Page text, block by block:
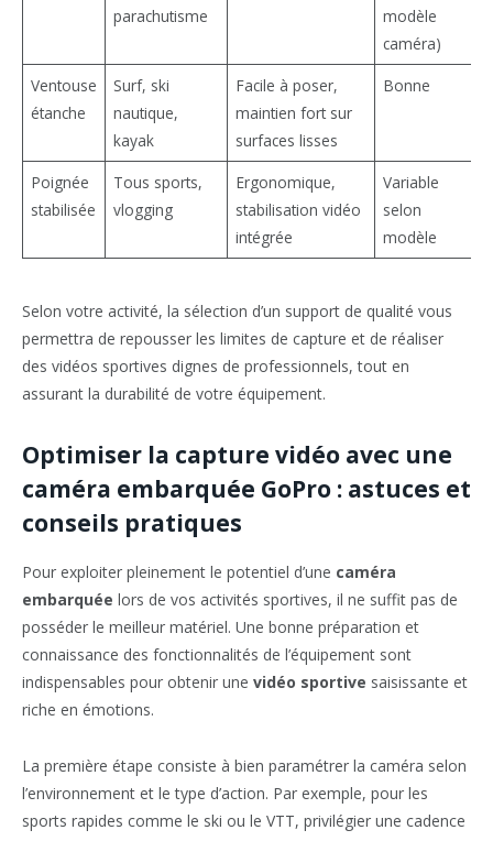
parachutisme
modèle
caméra)
Ventouse
étanche
Surf, ski
nautique,
kayak
Facile à poser,
maintien fort sur
surfaces lisses
Bonne
Poignée
stabilisée
Tous sports,
vlogging
Ergonomique,
stabilisation vidéo
intégrée
Variable
selon
modèle
Selon votre activité, la sélection d’un support de qualité vous
permettra de repousser les limites de capture et de réaliser
des vidéos sportives dignes de professionnels, tout en
assurant la durabilité de votre équipement.
Optimiser la capture vidéo avec une
caméra embarquée GoPro : astuces et
conseils pratiques
Pour exploiter pleinement le potentiel d’une caméra
embarquée lors de vos activités sportives, il ne suffit pas de
posséder le meilleur matériel. Une bonne préparation et
connaissance des fonctionnalités de l’équipement sont
indispensables pour obtenir une vidéo sportive saisissante et
riche en émotions.
La première étape consiste à bien paramétrer la caméra selon
l’environnement et le type d’action. Par exemple, pour les
sports rapides comme le ski ou le VTT, privilégier une cadence